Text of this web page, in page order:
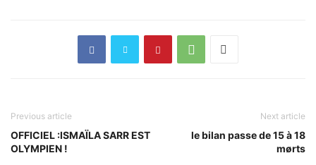
Previous article
OFFICIEL :ISMAÏLA SARR EST
OLYMPIEN !
Next article
le bilan passe de 15 à 18
mørts